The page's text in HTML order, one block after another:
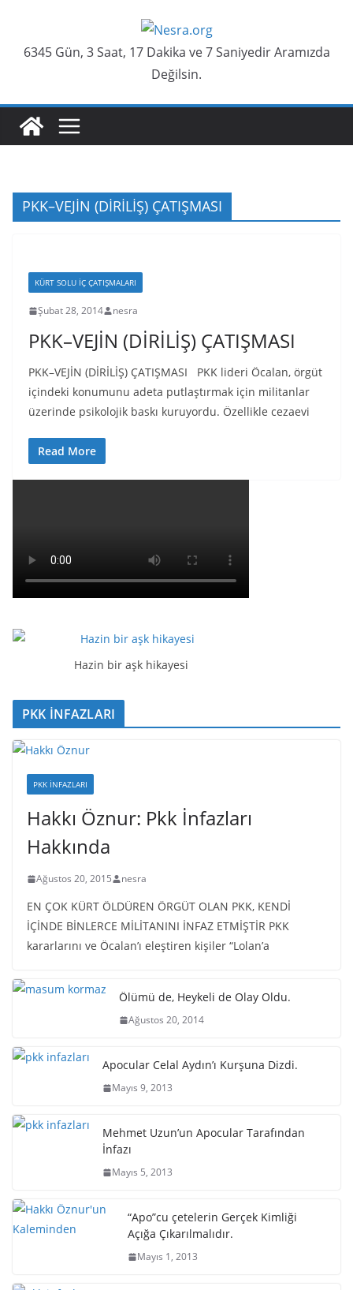
content6345 Gün, 3 Saat, 17 Dakika ve 7 Saniyedir Aramızda
Değilsin.
PKK–VEJİN (DİRİLİŞ) ÇATIŞMASI
KÜRT SOLU İÇ ÇATIŞMALARI
Şubat 28, 2014 nesra
PKK–VEJİN (DİRİLİŞ) ÇATIŞMASI
PKK–VEJİN (DİRİLİŞ) ÇATIŞMASI PKK lideri Öcalan, örgüt
içindeki konumunu adeta putlaştırmak için militanlar
üzerinde psikolojik baskı kuruyordu. Özellikle cezaevi
Read More
Hazin bir aşk hikayesi
PKK İNFAZLARI
PKK İNFAZLARI
Hakkı Öznur: Pkk İnfazları
Hakkında
Ağustos 20, 2015 nesra
EN ÇOK KÜRT ÖLDÜREN ÖRGÜT OLAN PKK, KENDİ
İÇİNDE BİNLERCE MİLİTANINI İNFAZ ETMİŞTİR PKK
kararlarını ve Öcalan’ı eleştiren kişiler “Lolan’a
Ölümü de, Heykeli de Olay Oldu.
Ağustos 20, 2014
Apocular Celal Aydın’ı Kurşuna Dizdi.
Mayıs 9, 2013
Mehmet Uzun’un Apocular Tarafından
İnfazı
Mayıs 5, 2013
“Apo”cu çetelerin Gerçek Kimliği
Açığa Çıkarılmalıdır.
Mayıs 1, 2013